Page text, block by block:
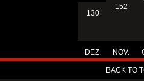
130
DEZ.
152
NOV.
BACK TO